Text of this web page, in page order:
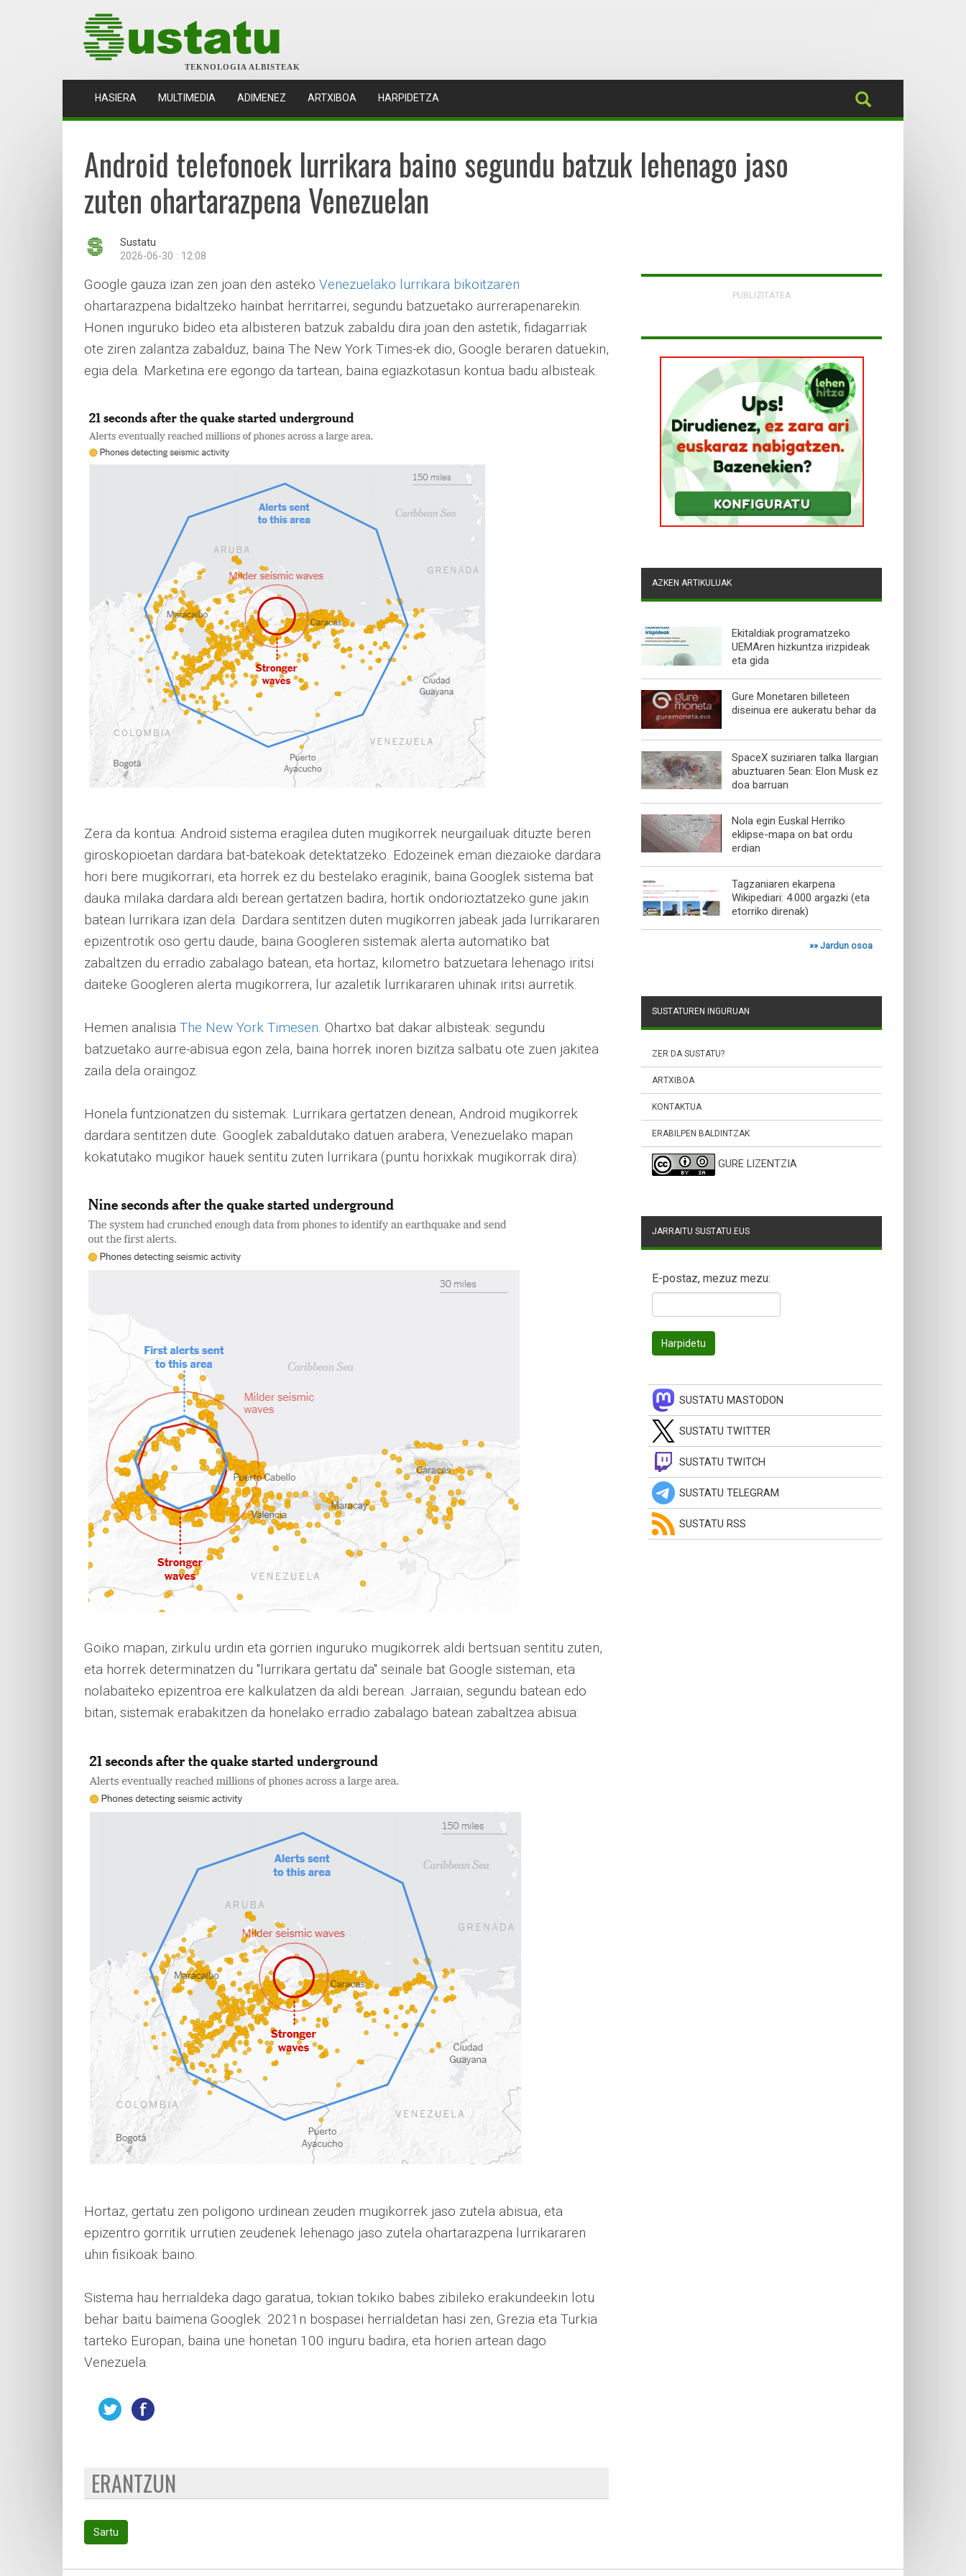
TEKNOLOGIA ALBISTEAK
HASIERA (CURRENT)
MULTIMEDIA ADIMENEZ ARTXIBOA HARPIDETZA
Android telefonoek lurrikara baino segundu batzuk lehenago jaso
zuten ohartarazpena Venezuelan
Sustatu
2026-06-30 : 12:08
Google gauza izan zen joan den asteko Venezuelako lurrikara bikoitzaren
ohartarazpena bidaltzeko hainbat herritarrei, segundu batzuetako aurrerapenarekin.
Honen inguruko bideo eta albisteren batzuk zabaldu dira joan den astetik, fidagarriak
ote ziren zalantza zabalduz, baina The New York Times-ek dio, Google beraren datuekin,
egia dela. Marketina ere egongo da tartean, baina egiazkotasun kontua badu albisteak.
Zera da kontua: Android sistema eragilea duten mugikorrek neurgailuak dituzte beren
giroskopioetan dardara bat-batekoak detektatzeko. Edozeinek eman diezaioke dardara
hori bere mugikorrari, eta horrek ez du bestelako eraginik, baina Googlek sistema bat
dauka milaka dardara aldi berean gertatzen badira, hortik ondorioztatzeko gune jakin
batean lurrikara izan dela. Dardara sentitzen duten mugikorren jabeak jada lurrikararen
epizentrotik oso gertu daude, baina Googleren sistemak alerta automatiko bat
zabaltzen du erradio zabalago batean, eta hortaz, kilometro batzuetara lehenago iritsi
daiteke Googleren alerta mugikorrera, lur azaletik lurrikararen uhinak iritsi aurretik.
Hemen analisia The New York Timesen. Ohartxo bat dakar albisteak: segundu
batzuetako aurre-abisua egon zela, baina horrek inoren bizitza salbatu ote zuen jakitea
zaila dela oraingoz.
Honela funtzionatzen du sistemak. Lurrikara gertatzen denean, Android mugikorrek
dardara sentitzen dute. Googlek zabaldutako datuen arabera, Venezuelako mapan
kokatutako mugikor hauek sentitu zuten lurrikara (puntu horixkak mugikorrak dira):
Goiko mapan, zirkulu urdin eta gorrien inguruko mugikorrek aldi bertsuan sentitu zuten,
eta horrek determinatzen du "lurrikara gertatu da" seinale bat Google sisteman, eta
nolabaiteko epizentroa ere kalkulatzen da aldi berean. Jarraian, segundu batean edo
bitan, sistemak erabakitzen da honelako erradio zabalago batean zabaltzea abisua:
Hortaz, gertatu zen poligono urdinean zeuden mugikorrek jaso zutela abisua, eta
epizentro gorritik urrutien zeudenek lehenago jaso zutela ohartarazpena lurrikararen
uhin fisikoak baino.
Sistema hau herrialdeka dago garatua, tokian tokiko babes zibileko erakundeekin lotu
behar baitu baimena Googlek. 2021n bospasei herrialdetan hasi zen, Grezia eta Turkia
tarteko Europan, baina une honetan 100 inguru badira, eta horien artean dago
Venezuela.
ERANTZUN
Sartu
PUBLIZITATEA
AZKEN ARTIKULUAK
Ekitaldiak programatzeko
UEMAren hizkuntza irizpideak
eta gida
Gure Monetaren billeteen
diseinua ere aukeratu behar da
SpaceX suziriaren talka Ilargian
abuztuaren 5ean: Elon Musk ez
doa barruan
Nola egin Euskal Herriko
eklipse-mapa on bat ordu
erdian
Tagzaniaren ekarpena
Wikipediari: 4.000 argazki (eta
etorriko direnak)
»»Jardun osoa
SUSTATUREN INGURUAN
ZER DA SUSTATU?
ARTXIBOA
KONTAKTUA
ERABILPEN BALDINTZAK
GURE LIZENTZIA
JARRAITU SUSTATU.EUS
E-postaz, mezuz mezu:
SUSTATU MASTODON
SUSTATU TWITTER
SUSTATU TWITCH
SUSTATU TELEGRAM
SUSTATU RSS